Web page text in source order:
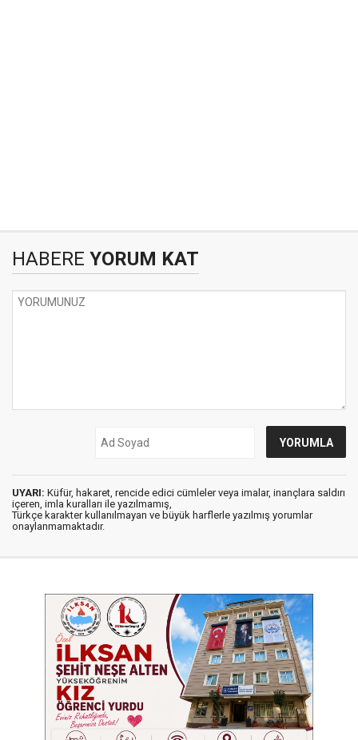
HABERE YORUM KAT
UYARI: Küfür, hakaret, rencide edici cümleler veya imalar, inançlara saldırı
içeren, imla kuralları ile yazılmamış,
Türkçe karakter kullanılmayan ve büyük harflerle yazılmış yorumlar
onaylanmamaktadır.